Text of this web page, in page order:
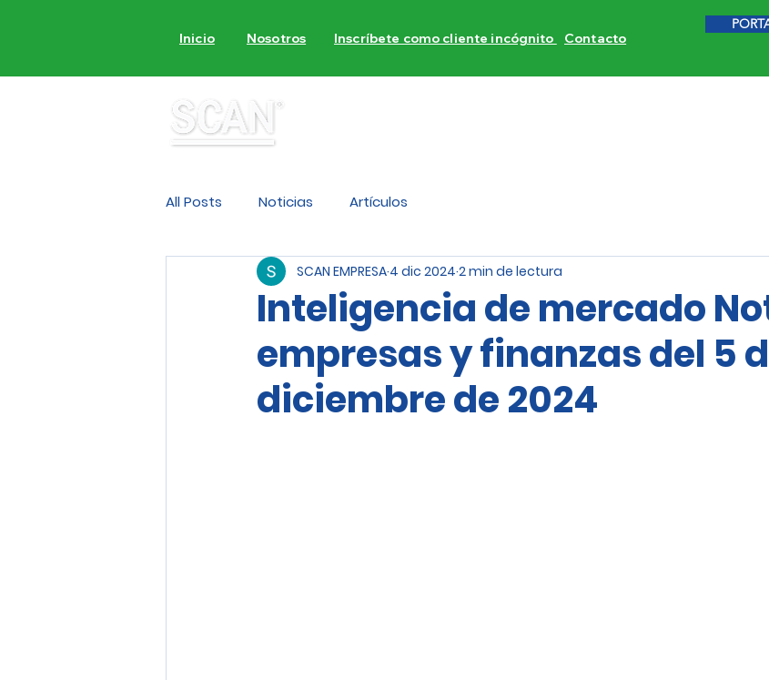
Inicio Nosotros Inscríbete como cliente incógnito Contacto
All Posts Noticias Artículos
Inteligencia de mercado
empresas y finanzas del 5
diciembre de 2024
SCAN EMPRESA 4 dic 2024 2 min de lectura